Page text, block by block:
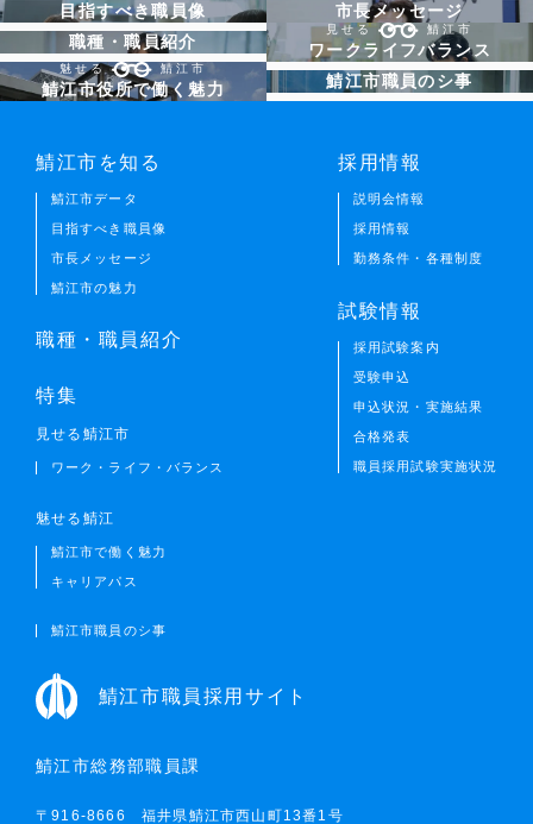
目指すべき職員像
市長メッセージ
職種・職員紹介
見せる 鯖江市
ワークライフバランス
魅せる 鯖江市
鯖江市役所で働く魅力 鯖江市職員のシ事
鯖江市職員採用サイト
鯖江市総務部職員課
〒916-8666 福井県鯖江市西山町13番1号
鯖江市を知る
鯖江市データ
目指すべき職員像
市長メッセージ
鯖江市の魅力
職種・職員紹介
特集
見せる鯖江市
ワーク・ライフ・バランス
魅せる鯖江
鯖江市で働く魅力
キャリアパス
鯖江市職員のシ事
採用情報
説明会情報
採用情報
勤務条件・各種制度
試験情報
採用試験案内
受験申込
申込状況・実施結果
合格発表
職員採用試験実施状況